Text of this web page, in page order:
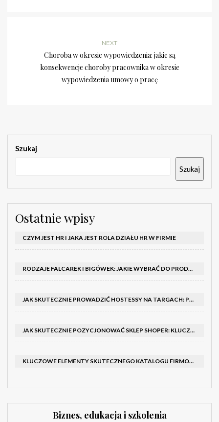
NEXT
Choroba w okresie wypowiedzenia: jakie są
konsekwencje choroby pracownika w okresie
wypowiedzenia umowy o pracę
Szukaj
Szukaj
Ostatnie wpisy
CZYM JEST HR I JAKA JEST ROLA DZIAŁU HR W FIRMIE
RODZAJE FALCAREK I BIGÓWEK: JAKIE WYBRAĆ DO PRODUKCJI?
JAK SKUTECZNIE PROWADZIĆ HOSTESSY NA TARGACH: PORADNIK I SZKOLENIA
JAK SKUTECZNIE POZYCJONOWAĆ SKLEP SHOPER: KLUCZOWE KROKI I STRATEGIE
KLUCZOWE ELEMENTY SKUTECZNEGO KATALOGU FIRMOWEGO I BROSZURY
Biznes, edukacja i szkolenia